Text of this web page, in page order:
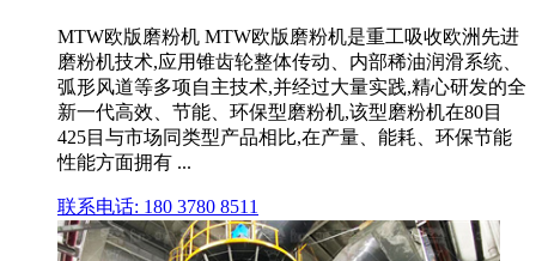
MTW欧版磨粉机 MTW欧版磨粉机是重工吸收欧洲先进
磨粉机技术,应用锥齿轮整体传动、内部稀油润滑系统、
弧形风道等多项自主技术,并经过大量实践,精心研发的全
新一代高效、节能、环保型磨粉机,该型磨粉机在80目
425目与市场同类型产品相比,在产量、能耗、环保节能
性能方面拥有 ...
联系电话: 180 3780 8511